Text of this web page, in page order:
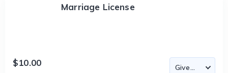
Marriage License
$10.00